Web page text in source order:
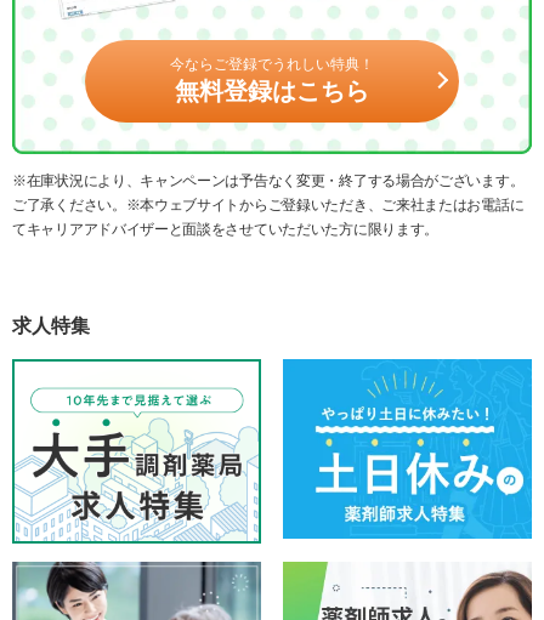
今ならご登録でうれしい特典！
無料登録はこちら
※在庫状況により、キャンペーンは予告なく変更・終了する場合がございます。
ご了承ください。※本ウェブサイトからご登録いただき、ご来社またはお電話に
てキャリアアドバイザーと面談をさせていただいた方に限ります。
求人特集